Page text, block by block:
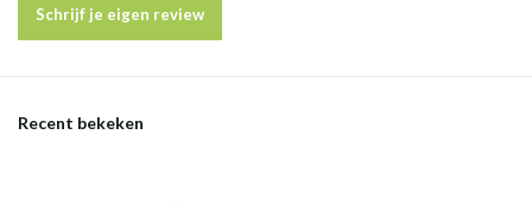
Schrijf je eigen review
Recent bekeken